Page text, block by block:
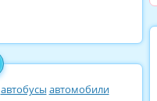
автобусы автомобили